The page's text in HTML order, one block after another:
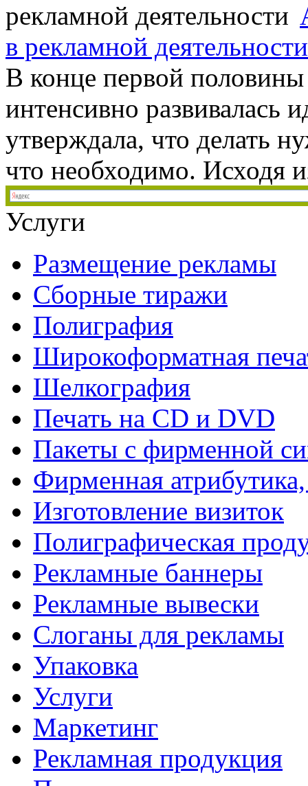
в рекламной деятельности
В конце первой
интенсивно развивалась
утверждала, что делать
что необходимо. Исходя
Услуги
Размещение рекламы
Сборные тиражи
Полиграфия
Широкоформатная
Шелкография
Печать на СD и DVD
Пакеты с фирменной
Фирменная
Изготовление визиток
Полиграфическая
Рекламные баннеры
Рекламные вывески
Слоганы для рекламы
Упаковка
Услуги
Маркетинг
Рекламная продукция